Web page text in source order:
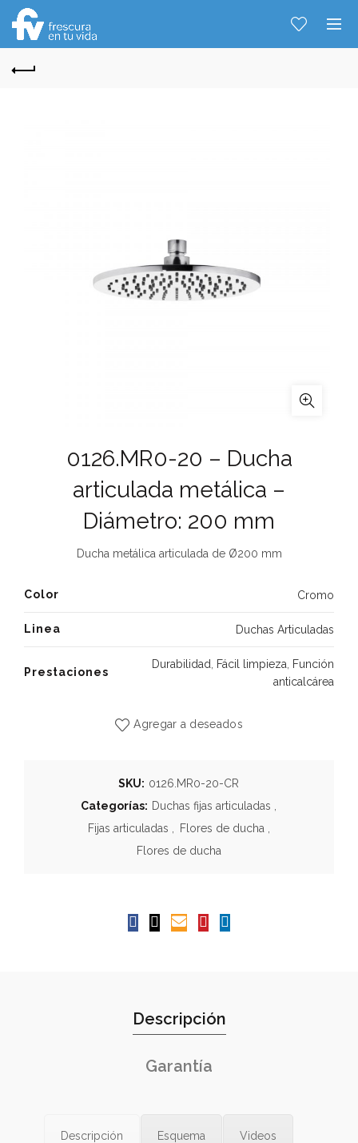
0126.MR0-20 – Ducha
articulada metálica –
Diámetro: 200 mm
Ducha metálica articulada de Ø200 mm
Color Cromo
Linea Duchas Articuladas
Prestaciones
Durabilidad Fácil limpieza
Función
anticalcárea
Agregar a deseados
SKU: 0126.MR0-20-CR
Categorías: Duchas fijas articuladas
Fijas articuladas
Flores de ducha
Flores de ducha
Descripción
Garantía
Descripción Esquema Videos